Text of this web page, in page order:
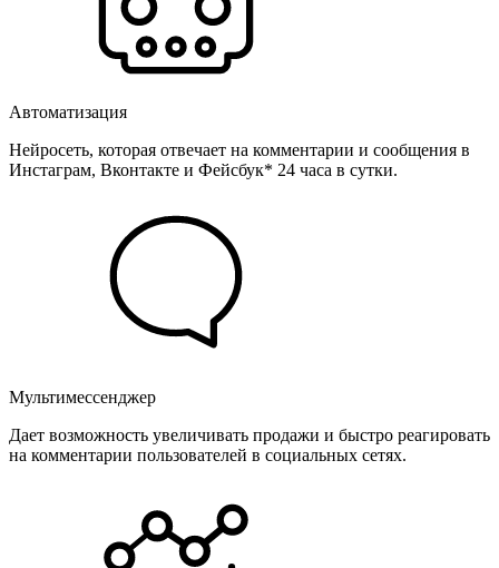
Автоматизация
Нейросеть, которая отвечает на комментарии и сообщения в
Инстаграм, Вконтакте и Фейсбук* 24 часа в сутки.
Мультимессенджер
Дает возможность увеличивать продажи и быстро реагировать
на комментарии пользователей в социальных сетях.